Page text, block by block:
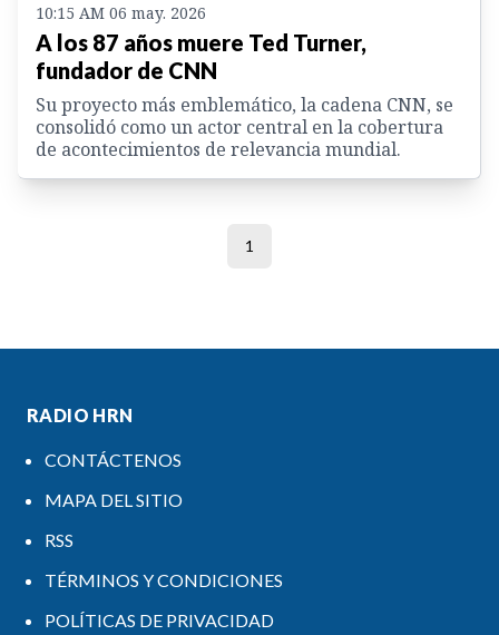
10:15 AM 06 may. 2026
A los 87 años muere Ted Turner,
fundador de CNN
Su proyecto más emblemático, la cadena CNN, se
consolidó como un actor central en la cobertura
de acontecimientos de relevancia mundial.
1
RADIO HRN
CONTÁCTENOS
MAPA DEL SITIO
RSS
TÉRMINOS Y CONDICIONES
POLÍTICAS DE PRIVACIDAD